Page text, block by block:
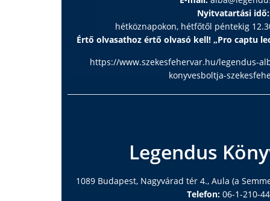
Nyitvatartási idő:
hétköznapokon, hétfőtől péntekig
Értő olvasathoz értő olvasó kell! „Pro captu
https://www.szekesfehervar.hu/legendus-
konyvesboltja-
Legendus
1089 Budapest, Nagyvárad tér 4., Aula (a
Telefon:06-1-210-